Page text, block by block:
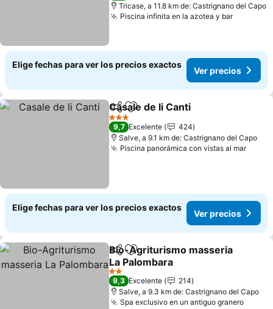
Tricase, a 11.8 km de: Castrignano del Capo
Piscina infinita en la azotea y barVer
Elige fechas para ver los precios exactos
Ver precios
CompartirAgregar a favoritos
Casale de li Canti
3 Estrellas
9,7 Excelente
424
Salve, a 9.1 km de: Castrignano del Capo
Piscina panorámica con vistas al marVer
Elige fechas para ver los precios exactos
Ver precios
CompartirAgregar a favoritos
Bio-Agriturismo masseria
La Palombara
Ver precios
2 Estrellas
9,3 Excelente
214
Salve, a 9.3 km de: Castrignano del Capo
Spa exclusivo en un antiguo graneroVer